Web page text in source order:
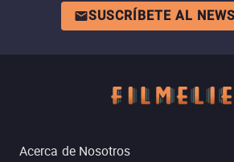
SUSCRÍBETE AL
Acerca de Nosotros